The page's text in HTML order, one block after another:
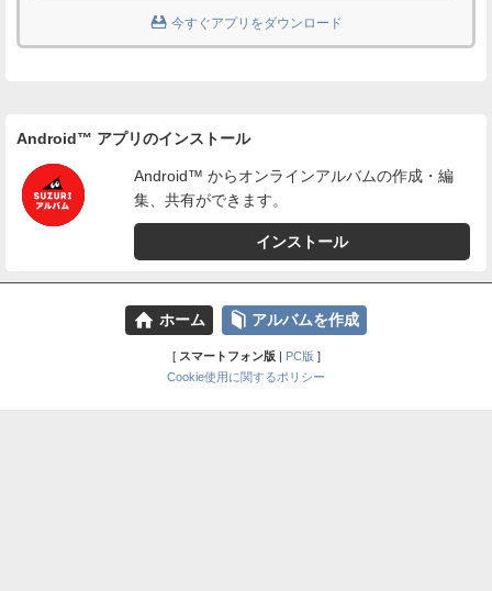
 今すぐアプリをダウンロード
Android™ アプリのインストール
Android™ からオンラインアルバムの作成・編
集、共有ができます。
インストール
⌂ ホーム 📕 アルバムを作成
[ スマートフォン版| PC版 ]
Cookie使用に関するポリシー